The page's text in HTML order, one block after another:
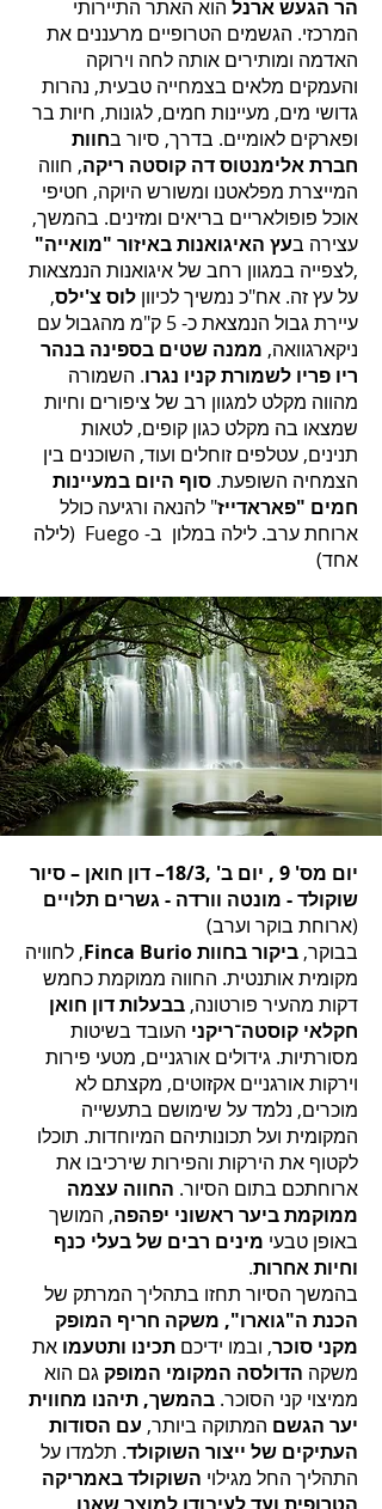
הר הגעש ארנל הוא האתר התיירותי
המרכזי. הגשמים הטרופיים מרעננים את
האדמה ומותירים אותה לחה וירוקה
והעמקים מלאים בצמחייה טבעית, נהרות
גדושי מים, מעיינות חמים, לגונות, חיות בר
ופארקים לאומיים. בדרך, סיור בחוות
חברת אלימנטוס דה קוסטה ריקה, חווה
המייצרת מפלאטנו ומשורש היוקה, חטיפי
אוכל פופולאריים בריאים ומזינים. בהמשך,
עצירה בעץ האיגואנות באיזור "מואייה"
,לצפייה במגוון רחב של איגואנות הנמצאות
על עץ זה. אח"כ נמשיך לכיוון לוס צ'ילס,
עיירת גבול הנמצאת כ- 5 ק"מ מהגבול עם
ניקארגוואה, ממנה שטים בספינה בנהר
ריו פריו לשמורת קניו נגרו. השמורה
מהווה מקלט למגוון רב של ציפורים וחיות
שמצאו בה מקלט כגון קופים, לטאות
תנינים, עטלפים זוחלים ועוד, השוכנים בין
הצמחיה השופעת. סוף היום במעיינות
חמים "פאראדייז" להנאה ורגיעה כולל
ארוחת ערב. לילה במלון ב- Fuego (לילה
אחד)
יום מס' 9 , יום ב' ,18/3– דון חואן – סיור
שוקולד - מונטה וורדה - גשרים תלויים
(ארוחת בוקר וערב)
בבוקר, ביקור בחוות Finca Burio
, לחוויה
מקומית אותנטית. החווה ממוקמת כחמש
דקות מהעיר פורטונה, בבעלות דון חואן
חקלאי קוסטה־ריקני העובד בשיטות
מסורתיות. גידולים אורגניים, מטעי פירות
וירקות אורגניים אקזוטים, מקצתם לא
מוכרים, נלמד על שימושם בתעשייה
המקומית ועל תכונותיהם המיוחדות. תוכלו
לקטוף את הירקות והפירות שירכיבו את
ארוחתכם בתום הסיור. החווה עצמה
ממוקמת ביער ראשוני יפהפה, המושך
באופן טבעי מינים רבים של בעלי כנף
וחיות אחרות.
בהמשך הסיור תחזו בתהליך המרתק של
הכנת ה"גוארו", משקה חריף המופק
מקני סוכר, ובמו ידיכם תכינו ותטעמו את
משקה הדולסה המקומי המופק גם הוא
ממיצוי קני הסוכר. בהמשך, תיהנו מחווית
יער הגשם המתוקה ביותר, עם הסודות
העתיקים של ייצור השוקולד. תלמדו על
התהליך החל מגילוי השוקולד באמריקה